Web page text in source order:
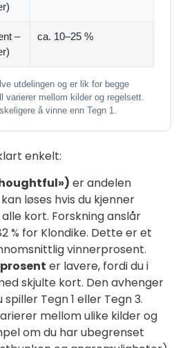
–
ca. 10–25 %
utdelingen og er lik for begge
varierer mellom kilder og regelsett.
å vinne enn Tegn 1.
enkelt:
er andelen
løses hvis du kjenner
kort. Forskning anslår
% for Klondike. Dette er et
vinnerprosent.
er lavere, fordi du i
skjulte kort. Den avhenger
Tegn 1 eller Tegn 3.
mellom ulike kilder og
om du har ubegrenset